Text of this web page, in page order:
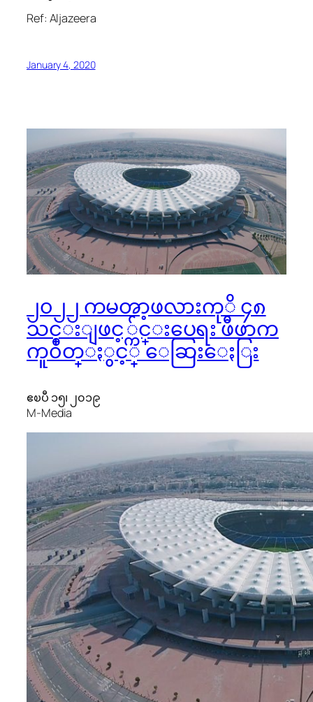
Ref: Aljazeera
January 4, 2020
၂၀၂၂ ကမၻာ့ဖလားကုိ ၄၈
သင္းျဖင့္က်င္းပေရး ဖီဖာက
ကူ၀ိတ္ႏွင့္ ေဆြးေႏြး
ဧၿပီ ၁၅၊ ၂၀၁၉
M-Media